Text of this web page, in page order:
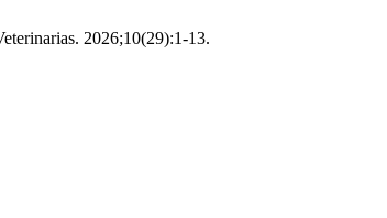
2026;10(29):1-13.